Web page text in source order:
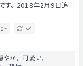
す。 2018年2月9日追
やか
可愛い